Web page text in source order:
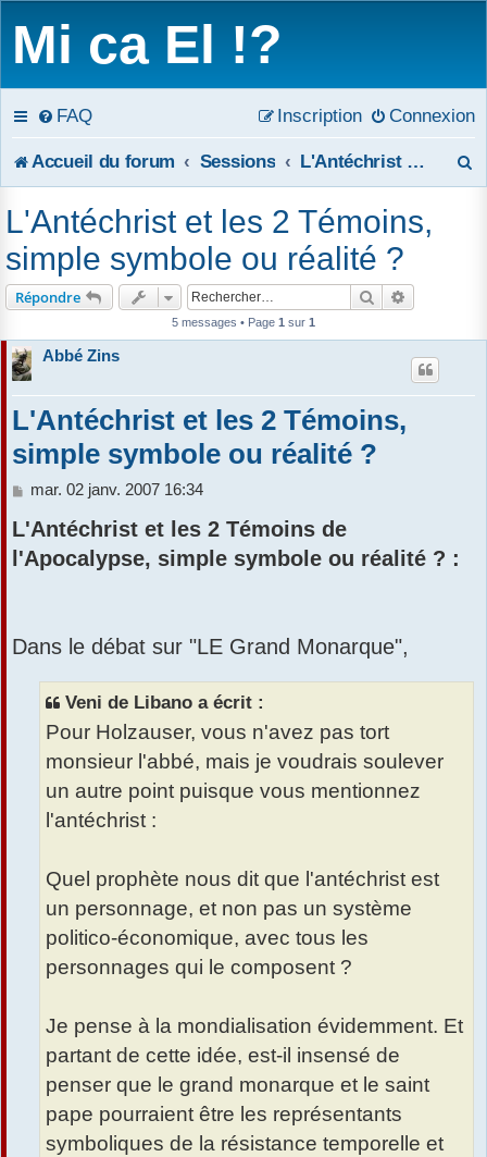
Mi ca El !?
FAQ Connexion
Inscription
Accueil du forum Sessions L'Antéchrist et les deux Témoins de l'Apocalypse
c
L'Antéchrist et les 2 Témoins,
simple symbole ou réalité ?
Répondre Rechercher
5 messages • Page 1 sur 1
Abbé Zins
L'Antéchrist et les 2 Témoins,
simple symbole ou réalité ?
M
s
s
a
mar. 02 janv. 2007 16:34
L'Antéchrist et les 2 Témoins de
l'Apocalypse, simple symbole ou réalité ? :
Dans le débat sur "LE Grand Monarque",
Veni de Libano a écrit :
Pour Holzauser, vous n'avez pas tort
monsieur l'abbé, mais je voudrais soulever
un autre point puisque vous mentionnez
l'antéchrist :
Quel prophète nous dit que l'antéchrist est
un personnage, et non pas un système
politico-économique, avec tous les
personnages qui le composent ?
Je pense à la mondialisation évidemment. Et
partant de cette idée, est-il insensé de
penser que le grand monarque et le saint
pape pourraient être les représentants
symboliques de la résistance temporelle et